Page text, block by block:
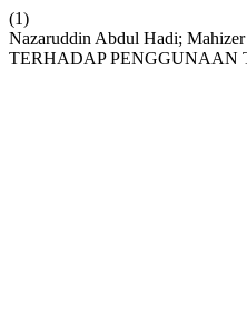
(1)
Nazaruddin Abdul Hadi;
TERHADAP